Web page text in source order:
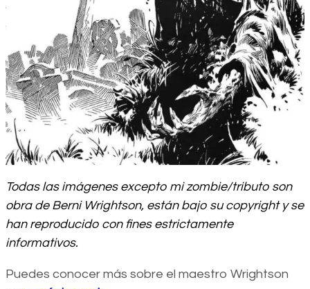
Todas las imágenes excepto mi zombie/tributo son
obra de Berni Wrightson, están bajo su copyright y se
han reproducido con fines estrictamente
informativos.
Puedes conocer más sobre el maestro Wrightson